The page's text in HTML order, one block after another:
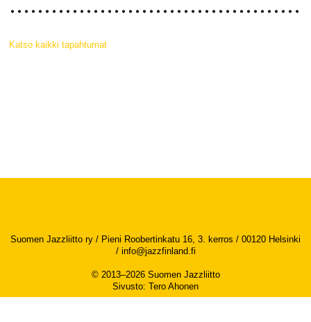
Katso kaikki tapahtumat
Suomen Jazzliitto ry / Pieni Roobertinkatu 16, 3. kerros / 00120 Helsinki
/ info@jazzfinland.fi
© 2013–2026 Suomen Jazzliitto
Sivusto: Tero Ahonen